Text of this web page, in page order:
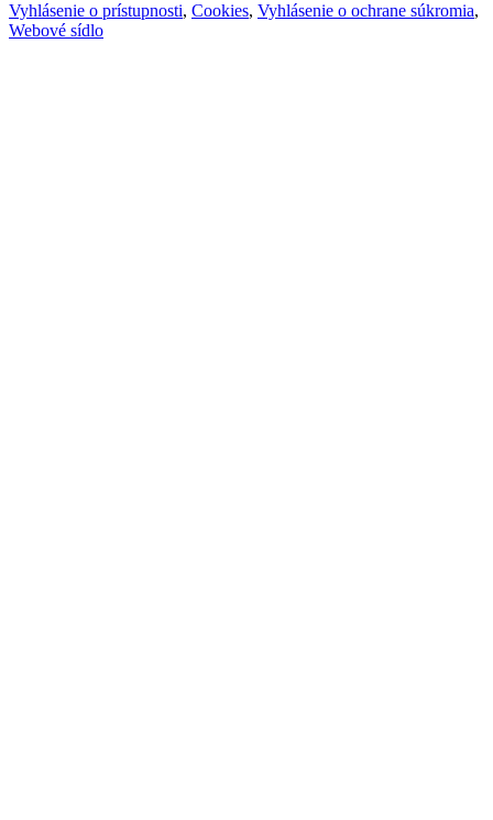
Vyhlásenie o prístupnosti, Cookies, Vyhlásenie o ochrane súkromia,
Webové sídlo